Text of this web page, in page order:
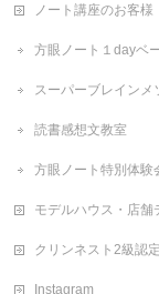
ノート講座のお客様
方眼ノート１dayベ
スーパーブレイン
読書感想文教室
方眼ノート特別体験
モデルハウス・店舗
クリンネスト2級認
Instagram